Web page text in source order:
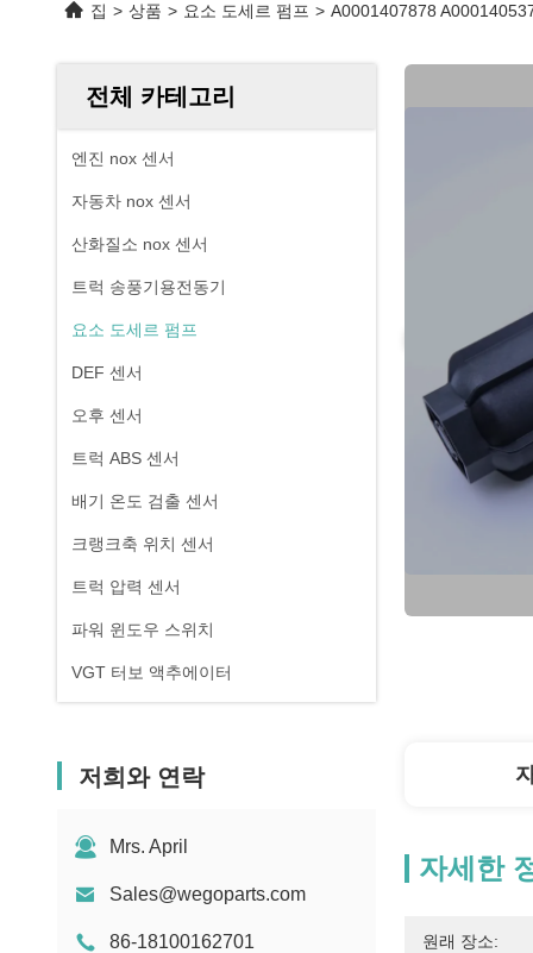
집 > 상품 > 요소 도세르 펌프 > A0001407878
전체 카테고리
엔진 nox 센서
자동차 nox 센서
산화질소 nox 센서
트럭 송풍기용전동기
요소 도세르 펌프
DEF 센서
오후 센서
트럭 ABS 센서
배기 온도 검출 센서
크랭크축 위치 센서
트럭 압력 센서
파워 윈도우 스위치
VGT 터보 액추에이터
저희와 연락
Mrs. April
Sales@wegoparts.com
86-18100162701
자세한
원래 장소: